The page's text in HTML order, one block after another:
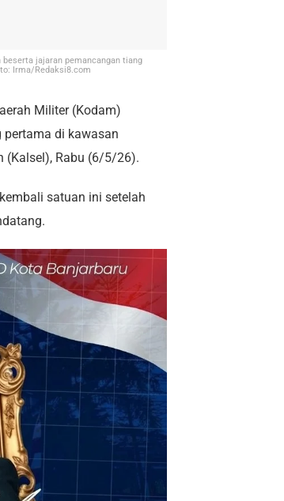
jajaran pemancangan tiang
Irma/Redaksi8.com
Militer (Kodam)
di kawasan
(Kalsel), Rabu (6/5/26).
satuan ini setelah